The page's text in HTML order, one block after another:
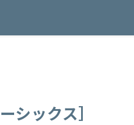
シックス］